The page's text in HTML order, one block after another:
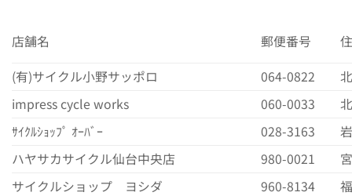
店舗名 郵便番号
(有)サイクル小野サッポロ
064-0822
impress cycle works
060-0033
ｻｲｸﾙｼｮｯﾌﾟ ｵｰﾊﾞｰ
028-3163
ハヤサカサイクル仙台中央店
980-0021
サイクルショップ ヨシダ
960-8134